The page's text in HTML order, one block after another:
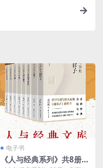
电子书
《人与经典系列》共8册